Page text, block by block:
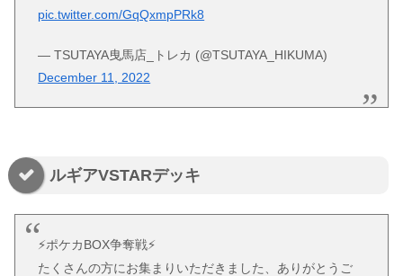
pic.twitter.com/GqQxmpPRk8
— TSUTAYA曳馬店_トレカ (@TSUTAYA_HIKUMA)
December 11, 2022
ルギアVSTARデッキ
⚡️ポケカBOX争奪戦⚡️
たくさんの方にお集まりいただきました、ありがとうご